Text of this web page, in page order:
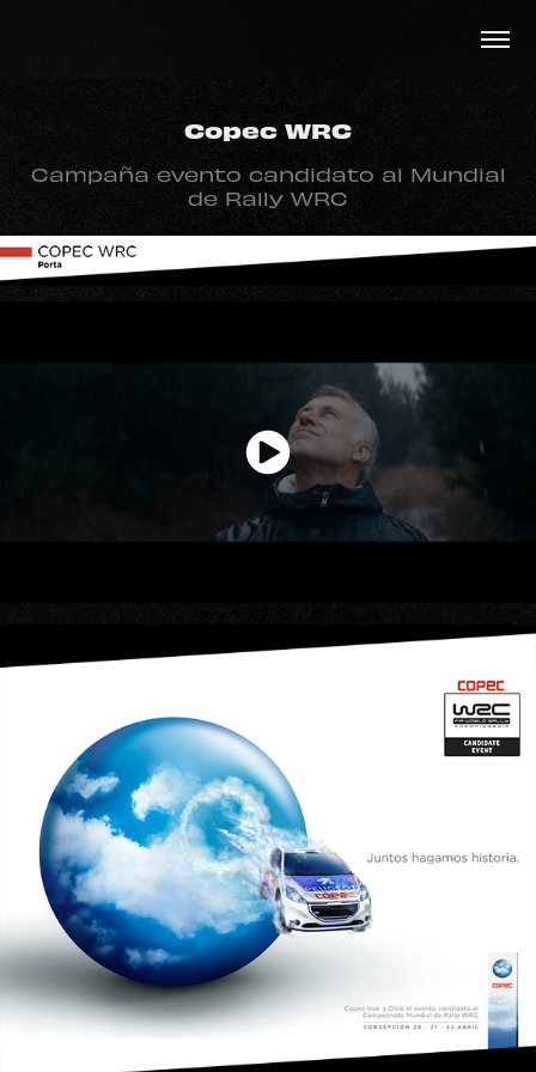
Copec WRC
Campaña evento candidato al Mundial
de Rally WRC